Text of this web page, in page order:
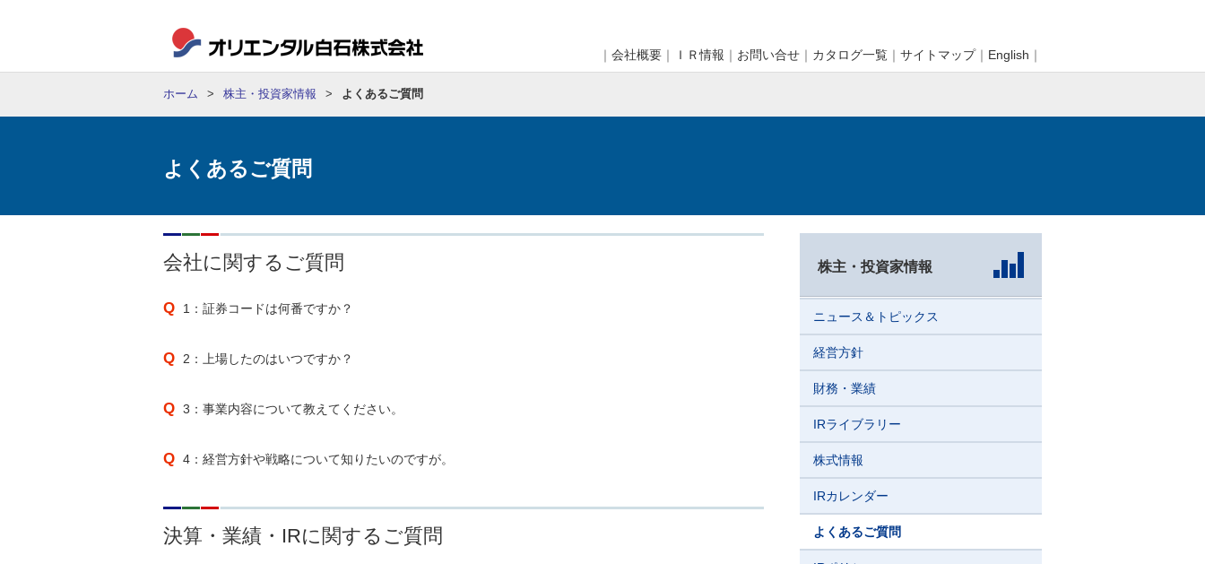
｜ 会社概要 ｜ ＩＲ情報 ｜ お問い合せ ｜ カタログ一覧 ｜ サイトマップ｜ English ｜
ホーム 株主・投資家情報 よくあるご質問
株主・投資家情報
ニュース＆トピックス
経営方針
財務・業績
IRライブラリー
株式情報
IRカレンダー
よくあるご質問
よくあるご質問
会社に関するご質問
1：証券コードは何番ですか？
2：上場したのはいつですか？
3：事業内容について教えてください。
4：経営方針や戦略について知りたいのですが。
決算・業績・IRに関するご質問